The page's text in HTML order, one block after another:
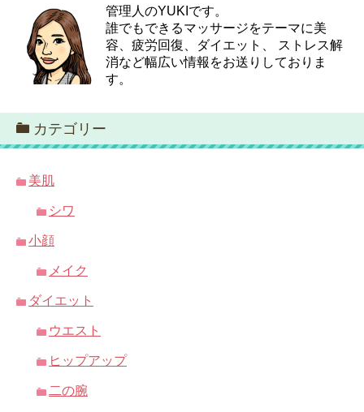
管理人のYUKIです。
誰でもできるマッサージをテーマに美
容、疲労回復、ダイエット、 ストレス解
消など幅広い情報をお送りしておりま
す。
カテゴリー
美肌
シワ
小顔
メイク
ダイエット
ウエスト
ヒップアップ
二の腕